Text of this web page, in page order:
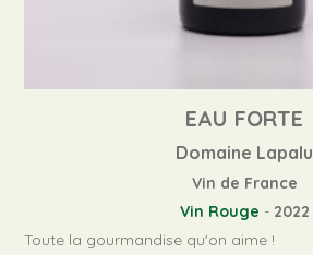
EAU FORTE
Domaine Lapalu
Vin de France
Vin Rouge - 2022
Toute la gourmandise qu'on aime !